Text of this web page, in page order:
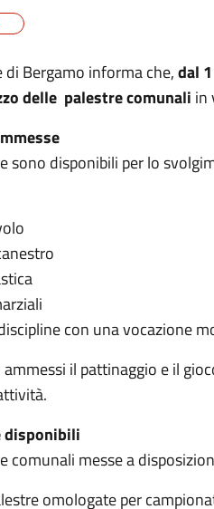
di Bergamo informa che,dal
delle palestre comunali in
sono disponibili per lo
con una vocazione
il pattinaggio e il
comunali messe a
omologate per